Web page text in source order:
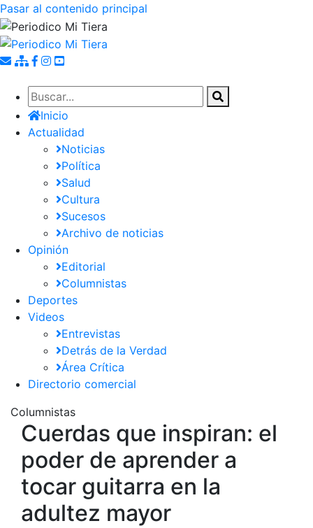
Pasar al contenido principal
Inicio
Actualidad
Noticias
Política
Salud
Cultura
Sucesos
Archivo de noticias
Opinión
Editorial
Columnistas
Deportes
Videos
Entrevistas
Detrás de la Verdad
Área Crítica
Directorio comercial
Columnistas
Cuerdas que inspiran: el
poder de aprender a
tocar guitarra en la
adultez mayor